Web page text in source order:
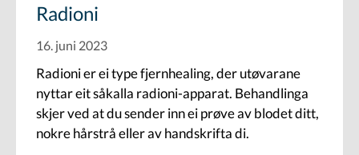
Radioni
16. juni 2023
Radioni er ei type fjernhealing, der utøvarane
nyttar eit såkalla radioni-apparat. Behandlinga
skjer ved at du sender inn ei prøve av blodet ditt,
nokre hårstrå eller av handskrifta di.